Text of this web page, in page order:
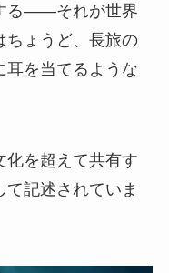
る——それが世界
ちょうど、長旅の
耳を当てるような
化を超えて共有す
記述されていま